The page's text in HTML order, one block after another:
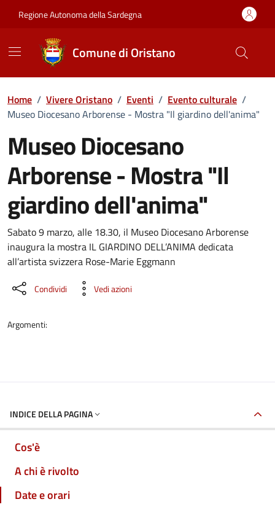
Regione Autonoma della Sardegna
Comune di Oristano
Home / Vivere Oristano / Eventi / Evento culturale /
Museo Diocesano Arborense - Mostra "Il giardino dell'anima"
Museo Diocesano
Arborense - Mostra "Il
giardino dell'anima"
Dettaglio dell'evento
Sabato 9 marzo, alle 18.30, il Museo Diocesano Arborense
inaugura la mostra IL GIARDINO DELL’ANIMA dedicata
all’artista svizzera Rose-Marie Eggmann
Condividi Vedi azioni
Argomenti:
INDICE DELLA PAGINA
Cos'è
A chi è rivolto
Date e orari